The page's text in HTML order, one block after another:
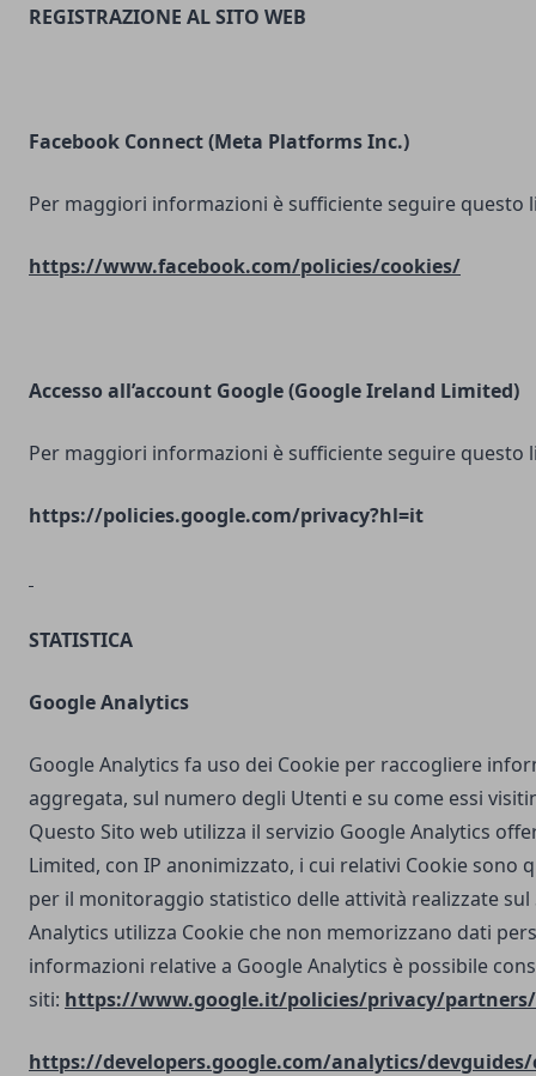
REGISTRAZIONE AL SITO WEB
Facebook Connect (Meta Platforms Inc.)
Per maggiori informazioni è sufficiente seguire questo
https://www.facebook.com/policies/cookies/
Accesso all’account Google (Google Ireland Limited)
Per maggiori informazioni è sufficiente seguire questo
https://policies.google.com/privacy?hl=it
STATISTICA
Google Analytics
Google Analytics fa uso dei Cookie per raccogliere
aggregata, sul numero degli Utenti e su come essi
Questo Sito web utilizza il servizio Google Analytics
Limited, con IP anonimizzato, i cui relativi Cookie sono
per il monitoraggio statistico delle attività realizzate sul
Analytics utilizza Cookie che non memorizzano dati
informazioni relative a Google Analytics è possibile
siti: https://www.google.it/policies/privacy/partners/
https://developers.google.com/analytics/